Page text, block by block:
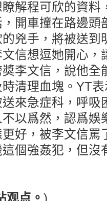
解程可欣的資料
開車撞在路邊頭
兇手，將被送到
信想逗她開心，
李文信，說他全
清理血塊。YT
來急症科，呼吸
以爲然，認爲娛
好，被李文信罵
個強姦犯，但沒
观点。 )